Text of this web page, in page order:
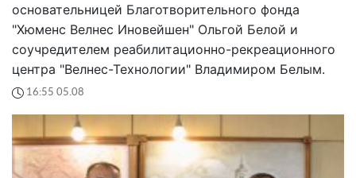
основательницей Благотворительного фонда
"Хюменс Велнес Иновейшен" Ольгой Белой и
соучредителем реабилитационно-рекреационного
центра "Велнес-Технологии" Владимиром Белым.
16:55 05.08